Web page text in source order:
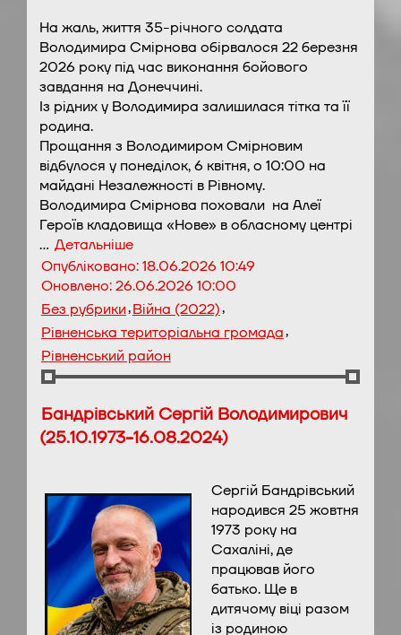
На жаль, життя 35-річного солдата
Володимира Смірнова обірвалося 22 березня
2026 року під час виконання бойового
завдання на Донеччині.
Із рідних у Володимира залишилася тітка та її
родина.
Прощання з Володимиром Смірновим
відбулося у понеділок, 6 квітня, о 10:00 на
майдані Незалежності в Рівному.
Володимира Смірнова поховали на Алеї
Героїв кладовища «Нове» в обласному центрі
… Детальніше
Опубліковано:18.06.2026 10:49
Оновлено:26.06.2026 10:00
Без рубрики,Війна (2022),
Рівненська територіальна громада,
Рівненський район
Бандрівський Сергій Володимирович
(25.10.1973-16.08.2024)
Сергій Бандрівський
народився 25 жовтня
1973 року на
Сахаліні, де
працював його
батько. Ще в
дитячому віці разом
із родиною